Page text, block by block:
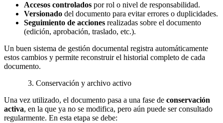
Accesos controlados por rol o nivel de responsabilidad.
Versionado del documento para evitar errores o duplicidades.
Seguimiento de acciones realizadas sobre el documento
(edición, aprobación, traslado, etc.).
Un buen sistema de gestión documental registra automáticamente
estos cambios y permite reconstruir el historial completo de cada
documento.
3. Conservación y archivo activo
Una vez utilizado, el documento pasa a una fase de conservación
activa, en la que ya no se modifica, pero aún puede ser consultado
regularmente. En esta etapa se debe: